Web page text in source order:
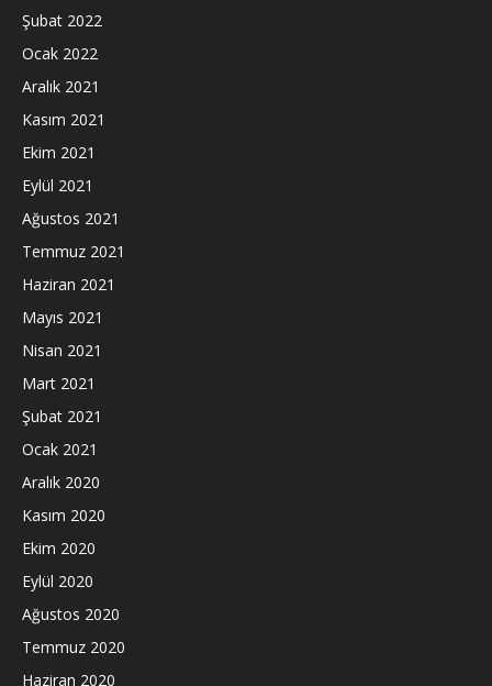
Şubat 2022
Ocak 2022
Aralık 2021
Kasım 2021
Ekim 2021
Eylül 2021
Ağustos 2021
Temmuz 2021
Haziran 2021
Mayıs 2021
Nisan 2021
Mart 2021
Şubat 2021
Ocak 2021
Aralık 2020
Kasım 2020
Ekim 2020
Eylül 2020
Ağustos 2020
Temmuz 2020
Haziran 2020